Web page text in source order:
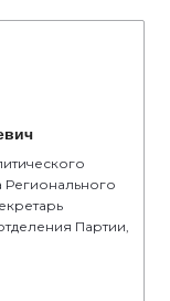
Регионального
Партии,